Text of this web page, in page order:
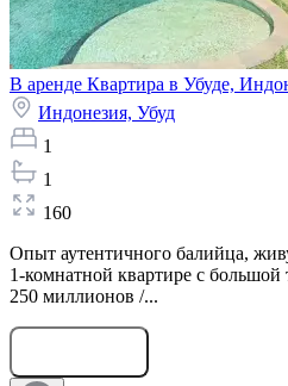
В аренде Квартира в Убуде,
Индонезия, Убуд
1
1
160
Опыт аутентичного балийца,
1-комнатной квартире с
250 миллионов /...